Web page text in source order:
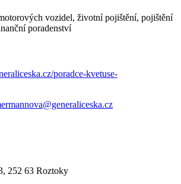
vozidel, životní pojištění, pojištění
poradenství
poradce-kvetuse-
252 63 Roztoky